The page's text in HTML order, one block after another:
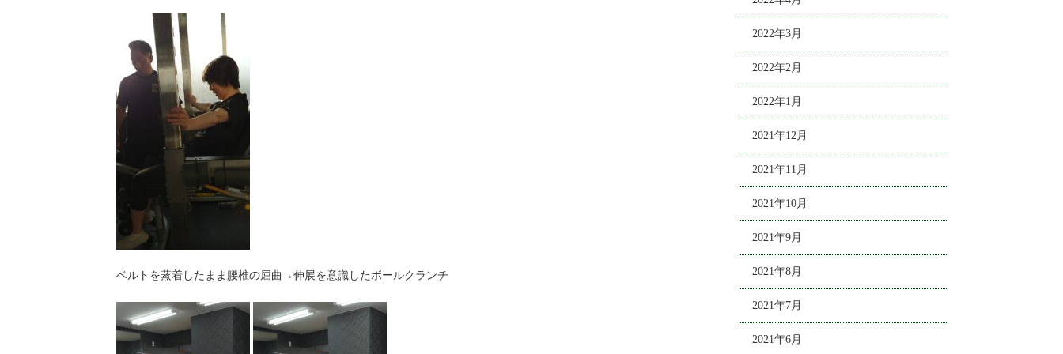
ベルトを蒸着したまま腰椎の屈曲→伸展を意識したボールクランチ
2022年3月
2022年2月
2022年1月
2021年12月
2021年11月
2021年10月
2021年9月
2021年8月
2021年7月
2021年6月